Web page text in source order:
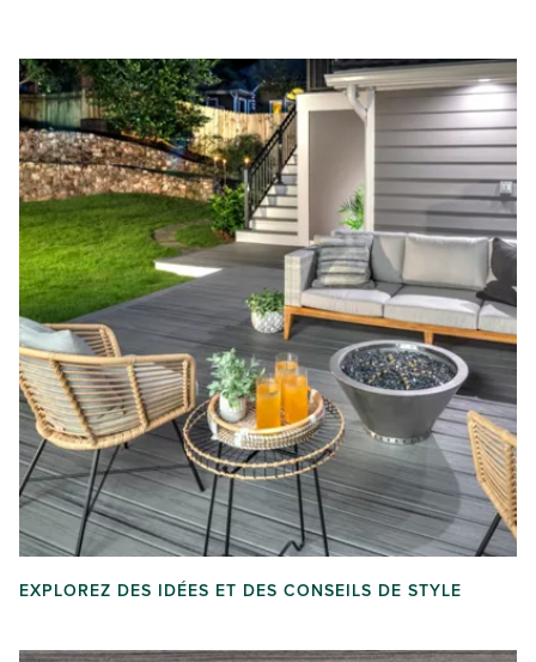
EXPLOREZ DES IDÉES ET DES CONSEILS DE STYLE